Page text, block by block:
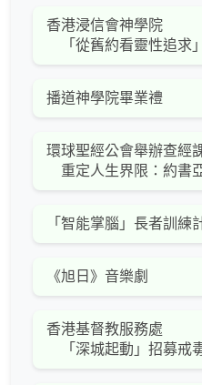
香港浸信會神學院
「從舊約看靈性追求
播道神學院畢業禮
環球聖經公會舉辦查經
重定人生界限：約書
「智能掌腦」長者訓練
《旭日》音樂劇
香港基督教服務處
「深城起動」招募戒